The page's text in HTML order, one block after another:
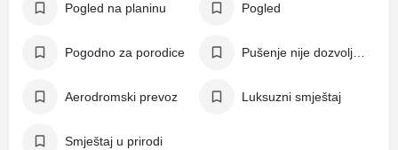
Pogled na planinu Pogled
Pogodno za porodice
Aerodromski prevoz Luksuzni smještaj
Smještaj u prirodi